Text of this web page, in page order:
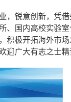
锐意创新，凭
国内高校实验
极开拓海外市
广大有志之士精